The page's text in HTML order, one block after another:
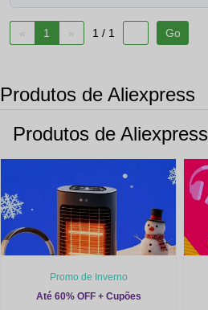
« 1 » 1 / 1
Produtos de Aliexpress
Produtos de Aliexpress
Promo de Inverno
Até 60% OFF + Cupões